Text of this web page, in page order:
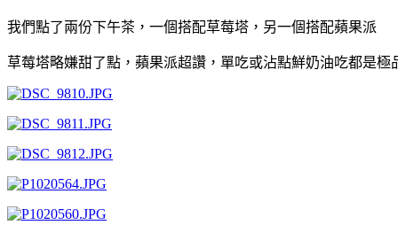
我們點了兩份下午茶，一個搭配草莓塔，另一個搭配蘋果派
草莓塔略嫌甜了點，蘋果派超讚，單吃或沾點鮮奶油吃都是極